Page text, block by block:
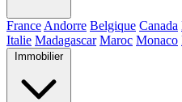
France Andorre Belgique Canada
Italie Madagascar Maroc Monaco
Immobilier